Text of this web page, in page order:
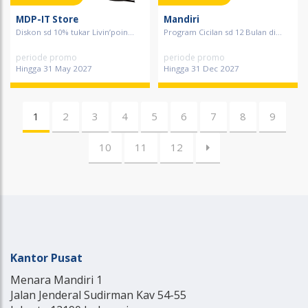
MDP-IT Store
Diskon sd 10% tukar Livin’poin...
periode promo
Hingga 31 May 2027
Mandiri
Program Cicilan sd 12 Bulan di...
periode promo
Hingga 31 Dec 2027
1 2 3 4 5 6 7 8 9
10 11 12
Kantor Pusat
Menara Mandiri 1
Jalan Jenderal Sudirman Kav 54-55